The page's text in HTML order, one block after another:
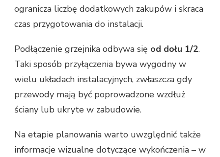
ogranicza liczbę dodatkowych zakupów i skraca
czas przygotowania do instalacji.
Podłączenie grzejnika odbywa się od dołu 1/2.
Taki sposób przyłączenia bywa wygodny w
wielu układach instalacyjnych, zwłaszcza gdy
przewody mają być poprowadzone wzdłuż
ściany lub ukryte w zabudowie.
Na etapie planowania warto uwzględnić także
informacje wizualne dotyczące wykończenia – w